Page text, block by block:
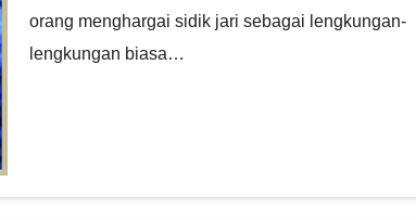
orang menghargai sidik jari sebagai lengkungan-
lengkungan biasa…